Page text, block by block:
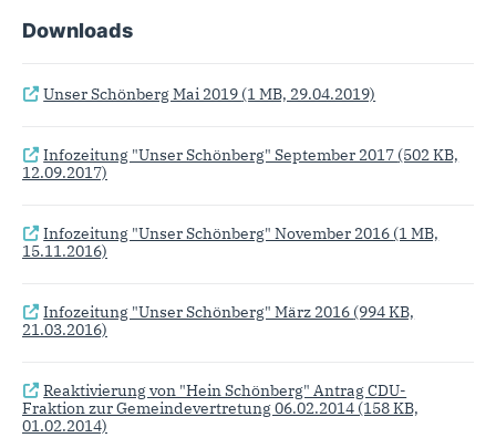
Downloads
Unser Schönberg Mai 2019 (1 MB, 29.04.2019)
Infozeitung "Unser Schönberg" September 2017 (502 KB,
12.09.2017)
Infozeitung "Unser Schönberg" November 2016 (1 MB,
15.11.2016)
Infozeitung "Unser Schönberg" März 2016 (994 KB,
21.03.2016)
Reaktivierung von "Hein Schönberg" Antrag CDU-
Fraktion zur Gemeindevertretung 06.02.2014 (158 KB,
01.02.2014)